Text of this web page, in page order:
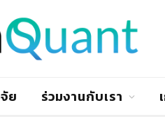
ย ร่วมงานกับเรา